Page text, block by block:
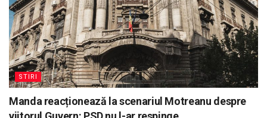
STIRI
Manda reacționează la scenariul Motreanu despre